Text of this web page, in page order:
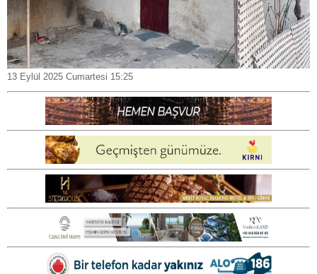
13 Eylül 2025 Cumartesi 15:25